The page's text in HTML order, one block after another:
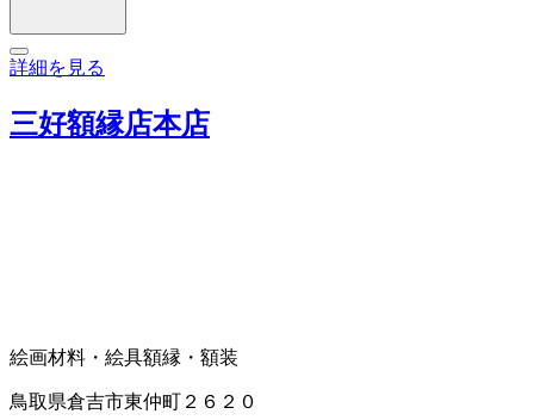
詳細を見る
三好額縁店本店
絵画材料・絵具額縁・額装
鳥取県倉吉市東仲町２６２０